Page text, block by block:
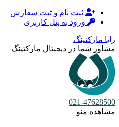
ثبت نام و ثبت سفارش
ورود به پنل کاربری
رایا مارکتینگ
مشاور شما در دیجیتال مارکتینگ
021-47628500
مشاهده منو